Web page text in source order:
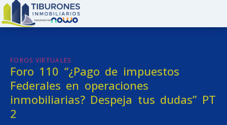
FOROS VIRTUALES:
Foro 110 “¿Pago de impuestos
Federales en operaciones
inmobiliarias? Despeja tus dudas” PT
2